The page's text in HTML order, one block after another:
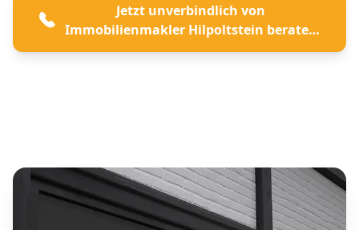
Jetzt unverbindlich von
Immobilienmakler Hilpoltstein beraten
lassen